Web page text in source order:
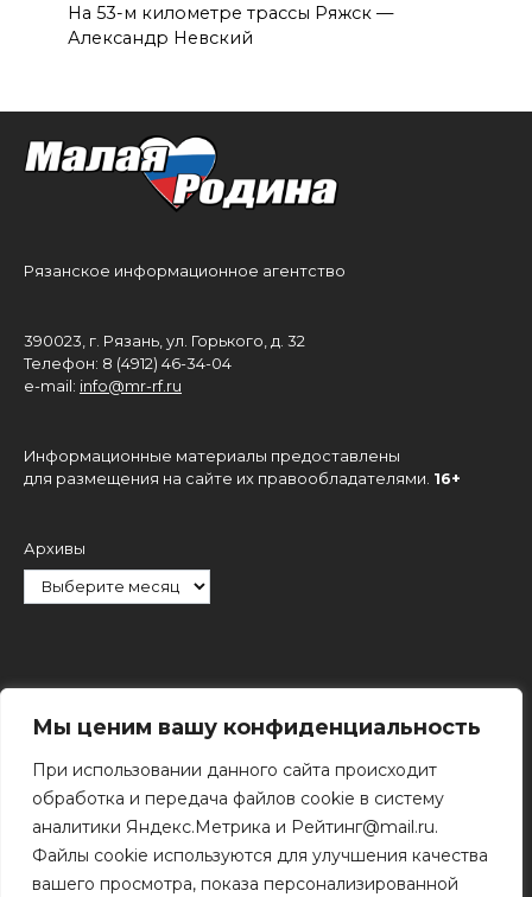
Мы ценим вашу конфиденциальность
При использовании данного сайта происходит
обработка и передача файлов cookie в систему
аналитики Яндекс.Метрика и Рейтинг@mail.ru.
Файлы cookie используются для улучшения качества
вашего просмотра, показа персонализированной
На 53-м километре трассы Ряжск —
Александр Невский
Рязанское информационное агентство
390023, г. Рязань, ул. Горького, д. 32
Телефон: 8 (4912) 46-34-04
e-mail: info@mr-rf.ru
Информационные материалы предоставлены
для размещения на сайте их правообладателями. 16+
Архивы